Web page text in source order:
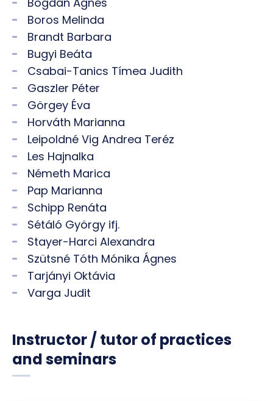
Boros Melinda
Brandt Barbara
Bugyi Beáta
Csabai-Tanics Tímea Judith
Gaszler Péter
Görgey Éva
Horváth Marianna
Leipoldné Vig Andrea Teréz
Les Hajnalka
Németh Marica
Pap Marianna
Schipp Renáta
Sétáló György ifj.
Stayer-Harci Alexandra
Szütsné Tóth Mónika Ágnes
Tarjányi Oktávia
Varga Judit
Instructor / tutor of practices
and seminars